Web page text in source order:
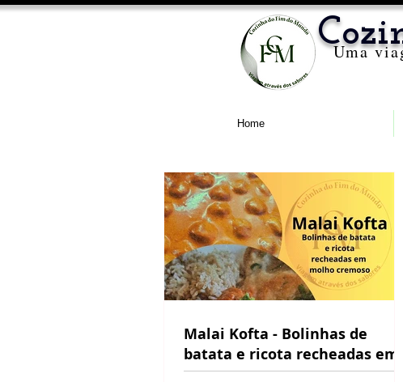
Uma
Home
Malai Kofta - Bolinhas de
batata e ricota recheadas em
molho cremoso de castanha de